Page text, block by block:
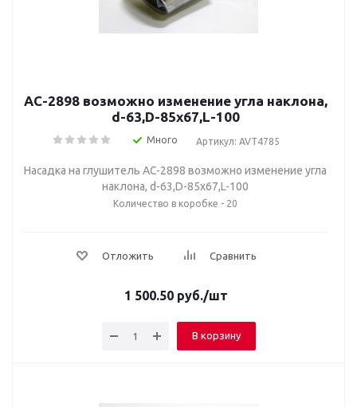
AC-2898 возможно изменение угла наклона,
d-63,D-85х67,L-100
Много Артикул: AVT4785
Насадка на глушитель AC-2898 возможно изменение угла
наклона, d-63,D-85х67,L-100
Количество в коробке - 20
Отложить Сравнить
1 500.50руб./шт
В корзину